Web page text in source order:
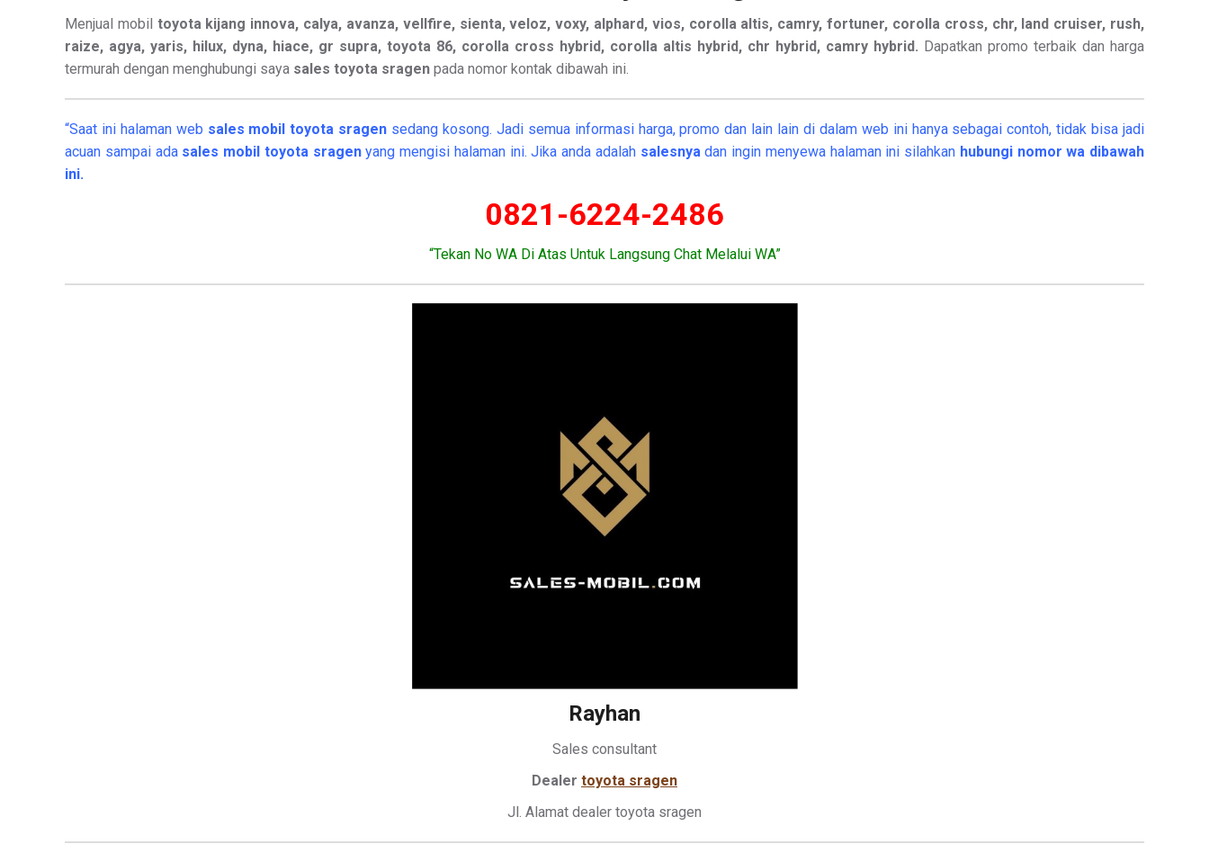
Menjual mobil toyota kijang innova, calya, avanza, vellfire, sienta, veloz, voxy, alphard, vios, corolla altis, camry, fortuner, corolla cross, chr, land cruiser, rush,
raize, agya, yaris, hilux, dyna, hiace, gr supra, toyota 86, corolla cross hybrid, corolla altis hybrid, chr hybrid, camry hybrid. Dapatkan promo terbaik dan harga
termurah dengan menghubungi saya sales toyota sragen pada nomor kontak dibawah ini.
“Saat ini halaman web sales mobil toyota sragen sedang kosong. Jadi semua informasi harga, promo dan lain lain di dalam web ini hanya sebagai contoh, tidak bisa jadi
acuan sampai ada sales mobil toyota sragenyang mengisi halaman ini. Jika anda adalah salesnyadan ingin menyewa halaman ini silahkan hubungi nomor wa dibawah
ini.
0821-6224-2486
“Tekan No WA Di Atas Untuk Langsung Chat Melalui WA”
Rayhan
Sales consultant
Dealer toyota sragen
Jl. Alamat dealer toyota sragen